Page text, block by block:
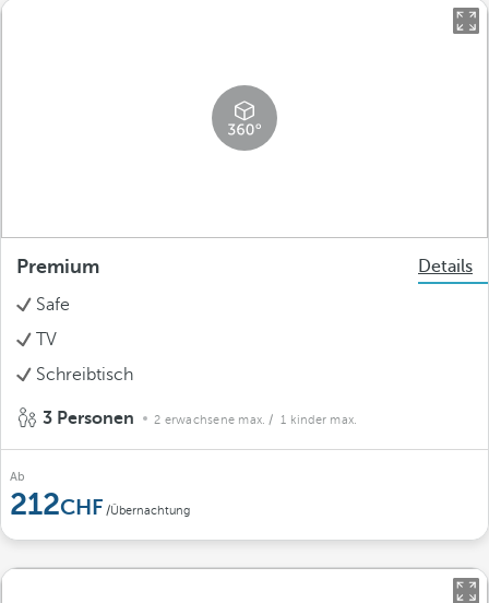
Premium
Details
Safe
TV
Schreibtisch
3 Personen 2 erwachsene max. / 1 kinder max.
Ab
212 /Übernachtung